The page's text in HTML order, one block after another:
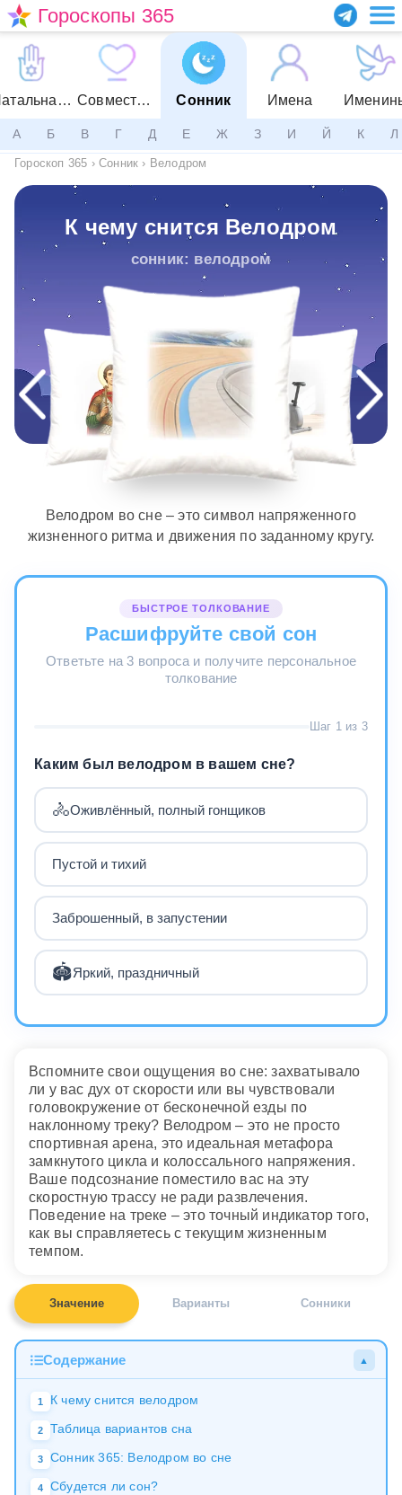
Гороскопы 365
Натальная карта Совместимость Сонник Имена
А Б В Г Д Е Ж З И Й К Л
Гороскоп 365 › Сонник › Велодром
К чему снится Велодром
сонник: велодром
Велодром во сне – это символ напряженного
жизненного ритма и движения по заданному кругу.
БЫСТРОЕ ТОЛКОВАНИЕ
Расшифруйте свой сон
Ответьте на 3 вопроса и получите персональное
толкование
Шаг 1 из 3
Каким был велодром в вашем сне?
🚴Оживлённый, полный гонщиков
Пустой и тихий
Заброшенный, в запустении
🏟️Яркий, праздничный
Вспомните свои ощущения во сне: захватывало
ли у вас дух от скорости или вы чувствовали
головокружение от бесконечной езды по
наклонному треку? Велодром – это не просто
спортивная арена, это идеальная метафора
замкнутого цикла и колоссального напряжения.
Ваше подсознание поместило вас на эту
скоростную трассу не ради развлечения.
Поведение на треке – это точный индикатор того,
как вы справляетесь с текущим жизненным
темпом.
Значение Варианты Сонники
Содержание ▲
1 К чему снится велодром
2 Таблица вариантов сна
3 Сонник 365: Велодром во сне
4 Сбудется ли сон?